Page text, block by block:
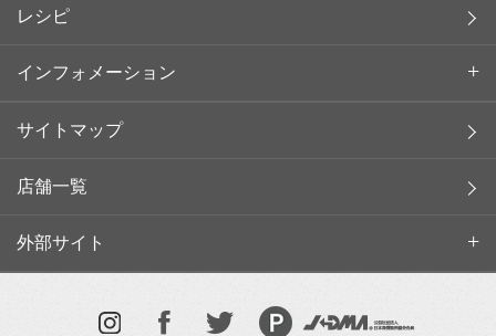
レシピ
インフォメーション
サイトマップ
店舗一覧
外部サイト